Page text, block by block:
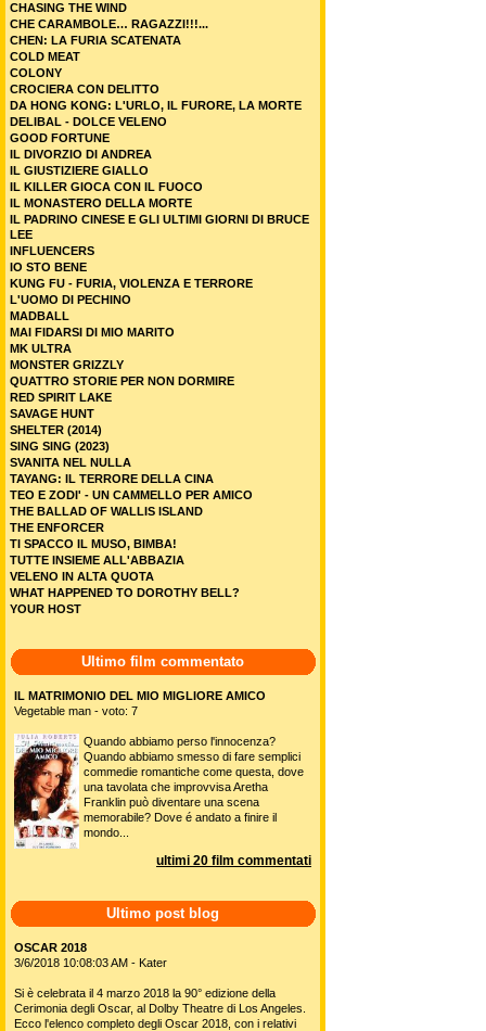
CHASING THE WIND
CHE CARAMBOLE… RAGAZZI!!!...
CHEN: LA FURIA SCATENATA
COLD MEAT
COLONY
CROCIERA CON DELITTO
DA HONG KONG: L'URLO, IL FURORE, LA MORTE
DELIBAL - DOLCE VELENO
GOOD FORTUNE
IL DIVORZIO DI ANDREA
IL GIUSTIZIERE GIALLO
IL KILLER GIOCA CON IL FUOCO
IL MONASTERO DELLA MORTE
IL PADRINO CINESE E GLI ULTIMI GIORNI DI BRUCE
LEE
INFLUENCERS
IO STO BENE
KUNG FU - FURIA, VIOLENZA E TERRORE
L'UOMO DI PECHINO
MADBALL
MAI FIDARSI DI MIO MARITO
MK ULTRA
MONSTER GRIZZLY
QUATTRO STORIE PER NON DORMIRE
RED SPIRIT LAKE
SAVAGE HUNT
SHELTER (2014)
SING SING (2023)
SVANITA NEL NULLA
TAYANG: IL TERRORE DELLA CINA
TEO E ZODI' - UN CAMMELLO PER AMICO
THE BALLAD OF WALLIS ISLAND
THE ENFORCER
TI SPACCO IL MUSO, BIMBA!
TUTTE INSIEME ALL'ABBAZIA
VELENO IN ALTA QUOTA
WHAT HAPPENED TO DOROTHY BELL?
YOUR HOST
Ultimo film commentato
IL MATRIMONIO DEL MIO MIGLIORE AMICO
Vegetable man - voto: 7
Quando abbiamo perso l'innocenza?
Quando abbiamo smesso di fare semplici
commedie romantiche come questa, dove
una tavolata che improvvisa Aretha
Franklin può diventare una scena
memorabile? Dove é andato a finire il
mondo...
ultimi 20 film commentati
Ultimo post blog
OSCAR 2018
3/6/2018 10:08:03 AM - Kater
Si è celebrata il 4 marzo 2018 la 90° edizione della
Cerimonia degli Oscar, al Dolby Theatre di Los Angeles.
Ecco l'elenco completo degli Oscar 2018, con i relativi